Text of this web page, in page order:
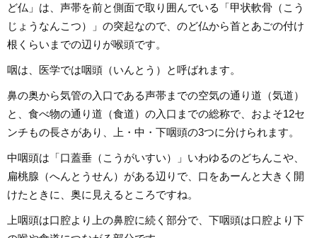
ど仏」は、声帯を前と側面で取り囲んでいる「甲状軟骨（こう
じょうなんこつ）」の突起なので、のど仏から首とあごの付け
根くらいまでの辺りが喉頭です。
咽は、医学では咽頭（いんとう）と呼ばれます。
鼻の奥から気管の入口である声帯までの空気の通り道（気道）
と、食べ物の通り道（食道）の入口までの総称で、およそ12セ
ンチもの長さがあり、上・中・下咽頭の3つに分けられます。
中咽頭は「口蓋垂（こうがいすい）」いわゆるのどちんこや、
扁桃腺（へんとうせん）がある辺りで、口をあーんと大きく開
けたときに、奥に見えるところですね。
上咽頭は口腔より上の鼻腔に続く部分で、下咽頭は口腔より下